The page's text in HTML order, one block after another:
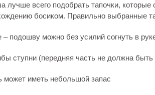
всего подобрать тапочки, которые
босиком. Правильно выбранные
– подошву можно без усилий согнуть в
ступни (передняя часть не должна
может иметь небольшой запас